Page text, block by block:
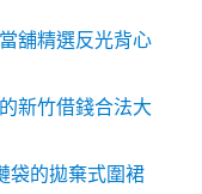
舖精選反光背心
新竹借錢合法大
袋的拋棄式圍裙